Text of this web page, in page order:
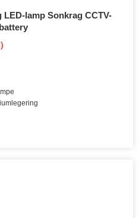
lamp Sonkrag CCTV-